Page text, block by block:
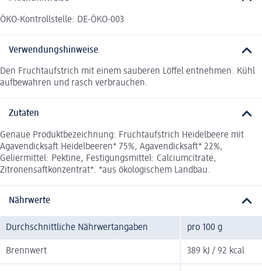
ÖKO-Kontrollstelle: DE-ÖKO-003
Verwendungshinweise
Den Fruchtaufstrich mit einem sauberen Löffel entnehmen. Kühl
aufbewahren und rasch verbrauchen.
Zutaten
Genaue Produktbezeichnung: Fruchtaufstrich Heidelbeere mit
Agavendicksaft Heidelbeeren* 75%, Agavendicksaft* 22%,
Geliermittel: Pektine, Festigungsmittel: Calciumcitrate,
Zitronensaftkonzentrat*. *aus ökologischem Landbau.
Nährwerte
Durchschnittliche Nährwertangaben pro 100 g
Brennwert 389 kJ / 92 kcal